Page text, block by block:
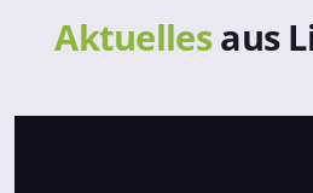
Aktuellesaus